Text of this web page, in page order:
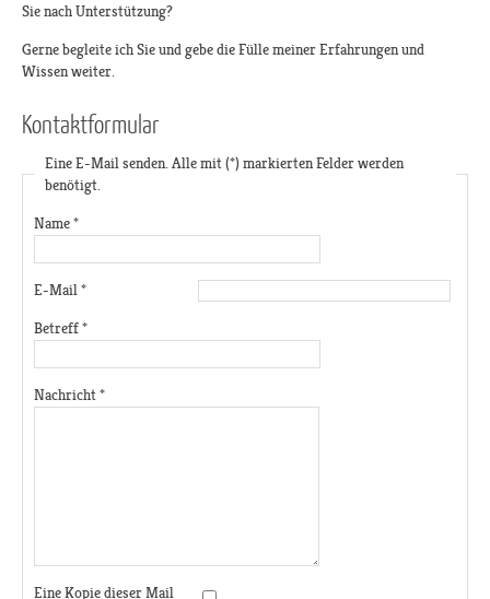
Sie nach Unterstützung?
Gerne begleite ich Sie und gebe die Fülle meiner Erfahrungen und
Wissen weiter.
Kontaktformular
Eine E-Mail senden. Alle mit (*) markierten Felder werden
benötigt.
Name*
E-Mail*
Betreff*
Nachricht*
Eine Kopie dieser Mail